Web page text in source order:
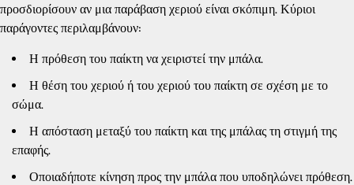
προσδιορίσουν αν μια παράβαση χεριού είναι σκόπιμη. Κύριοι
παράγοντες περιλαμβάνουν:
Η πρόθεση του παίκτη να χειριστεί την μπάλα.
Η θέση του χεριού ή του χεριού του παίκτη σε σχέση με το
σώμα.
Η απόσταση μεταξύ του παίκτη και της μπάλας τη στιγμή της
επαφής.
Οποιαδήποτε κίνηση προς την μπάλα που υποδηλώνει πρόθεση.